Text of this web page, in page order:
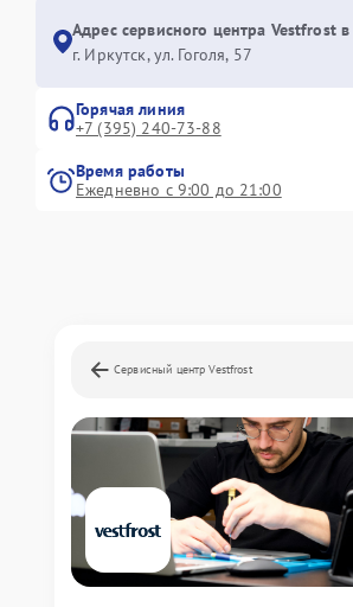
Адрес сервисного центра Vestfrost
г. Иркутск, ул. ​Гоголя, 57
Горячая линия
+7 (395) 240-73-88
Время работы
Ежедневно с 9:00 до 21:00
Сервисный центр Vestfrost